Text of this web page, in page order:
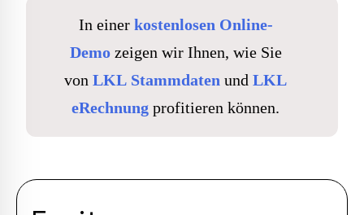
In einer kostenlosen Online-
Demozeigen wir Ihnen, wie Sie
vonLKL Stammdaten undLKL
eRechnung profitieren können.